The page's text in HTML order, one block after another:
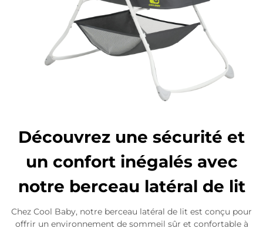
Découvrez une sécurité et
un confort inégalés avec
notre berceau latéral de lit
Chez Cool Baby, notre berceau latéral de lit est conçu pour
offrir un environnement de sommeil sûr et confortable à